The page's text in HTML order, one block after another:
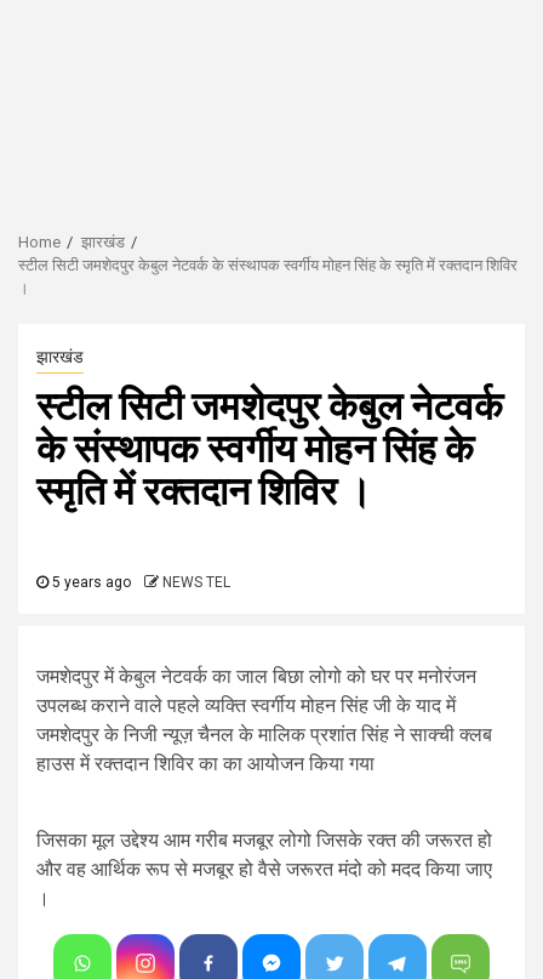
Home
झारखंड
स्टील सिटी जमशेदपुर केबुल नेटवर्क के संस्थापक स्वर्गीय मोहन सिंह के स्मृति में रक्तदान शिविर
।
झारखंड
स्टील सिटी जमशेदपुर केबुल नेटवर्क
के संस्थापक स्वर्गीय मोहन सिंह के
स्मृति में रक्तदान शिविर ।
5 years ago NEWS TEL
जमशेदपुर में केबुल नेटवर्क का जाल बिछा लोगो को घर पर मनोरंजन
उपलब्ध कराने वाले पहले व्यक्ति स्वर्गीय मोहन सिंह जी के याद में
जमशेदपुर के निजी न्यूज़ चैनल के मालिक प्रशांत सिंह ने साक्ची क्लब
हाउस में रक्तदान शिविर का का आयोजन किया गया
जिसका मूल उद्देश्य आम गरीब मजबूर लोगो जिसके रक्त की जरूरत हो
और वह आर्थिक रूप से मजबूर हो वैसे जरूरत मंदो को मदद किया जाए
।